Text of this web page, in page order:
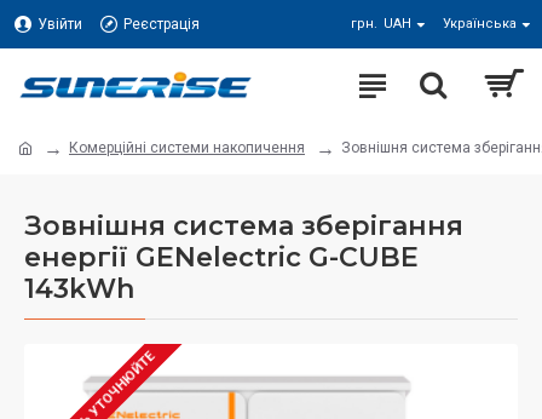
Увійти Реєстрація грн. UAH Українська
Комерційні системи накопичення Зовнішня система
Зовнішня система зберігання
енергії GENelectric G-CUBE
143kWh